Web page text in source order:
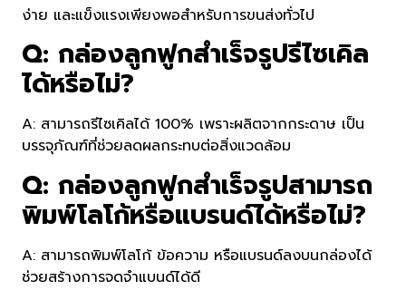
ง่าย และแข็งแรงเพียงพอสำหรับการขนส่งทั่วไป
Q: กล่องลูกฟูกสำเร็จรูปรีไซเคิล
ได้หรือไม่?
A: สามารถรีไซเคิลได้ 100% เพราะผลิตจากกระดาษ เป็น
บรรจุภัณฑ์ที่ช่วยลดผลกระทบต่อสิ่งแวดล้อม
Q: กล่องลูกฟูกสำเร็จรูปสามารถ
พิมพ์โลโก้หรือแบรนด์ได้หรือไม่?
A: สามารถพิมพ์โลโก้ ข้อความ หรือแบรนด์ลงบนกล่องได้
ช่วยสร้างการจดจำแบนด์ได้ดี